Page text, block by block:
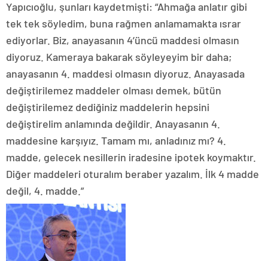
Yapıcıoğlu, şunları kaydetmişti: “Ahmağa anlatır gibi
tek tek söyledim, buna rağmen anlamamakta ısrar
ediyorlar. Biz, anayasanın 4’üncü maddesi olmasın
diyoruz. Kameraya bakarak söyleyeyim bir daha;
anayasanın 4. maddesi olmasın diyoruz. Anayasada
değiştirilemez maddeler olması demek, bütün
değiştirilemez dediğiniz maddelerin hepsini
değiştirelim anlamında değildir. Anayasanın 4.
maddesine karşıyız. Tamam mı, anladınız mı? 4.
madde, gelecek nesillerin iradesine ipotek koymaktır.
Diğer maddeleri oturalım beraber yazalım. İlk 4 madde
değil, 4. madde.”